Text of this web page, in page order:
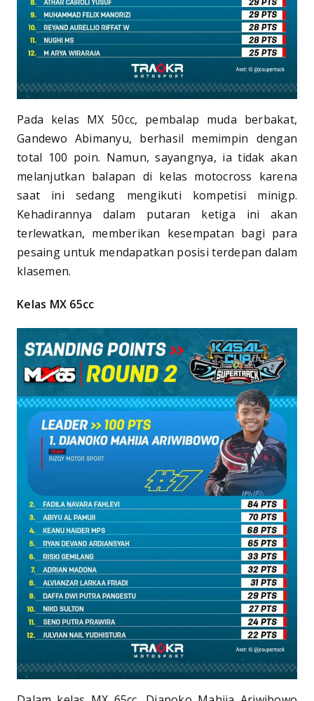
Pada kelas MX 50cc, pembalap muda berbakat,
Gandewo Abimanyu, berhasil memimpin dengan
total 100 poin. Namun, sayangnya, ia tidak akan
melanjutkan balapan di kelas motocross karena
saat ini sedang mengikuti kompetisi minigp.
Kehadirannya dalam putaran ketiga ini akan
terlewatkan, memberikan kesempatan bagi para
pesaing untuk mendapatkan posisi terdepan dalam
klasemen.
Kelas MX 65cc